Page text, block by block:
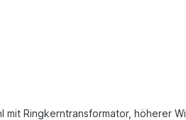
Ringkerntransformator, höherer